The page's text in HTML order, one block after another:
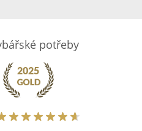
potřeby